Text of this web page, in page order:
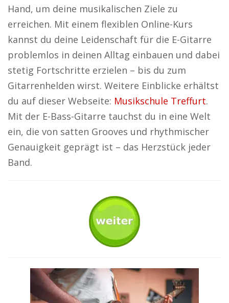
Hand, um deine musikalischen Ziele zu
erreichen. Mit einem flexiblen Online-Kurs
kannst du deine Leidenschaft für die E-Gitarre
problemlos in deinen Alltag einbauen und dabei
stetig Fortschritte erzielen – bis du zum
Gitarrenhelden wirst. Weitere Einblicke erhältst
du auf dieser Webseite: Musikschule Treffurt.
Mit der E-Bass-Gitarre tauchst du in eine Welt
ein, die von satten Grooves und rhythmischer
Genauigkeit geprägt ist – das Herzstück jeder
Band.